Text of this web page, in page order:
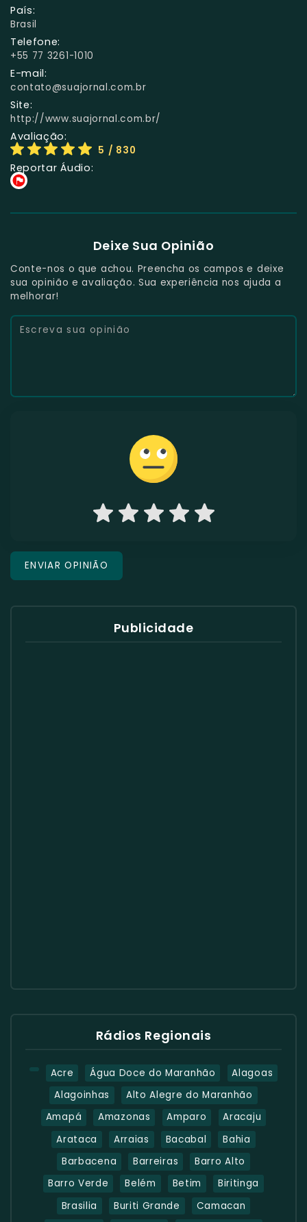
País:
Brasil
Telefone:
+55 77 3261-1010
E-mail:
contato@suajornal.com.br
Site:
http://www.suajornal.com.br/
Avaliação:
5 / 830
Reportar Áudio:
Deixe Sua Opinião
Conte-nos o que achou. Preencha os campos e deixe
sua opinião e avaliação. Sua experiência nos ajuda a
melhorar!
Publicidade
Rádios Regionais
Acre Água Doce do Maranhão
Alagoas
Alagoinhas
Alto Alegre do Maranhão
Amapá
Amazonas Amparo
Aracaju
Arataca
Arraias Bacabal
Bahia
Barbacena
Barreiras
Barro Alto
Barro Verde
Belém Betim
Biritinga
Brasilia
Buriti Grande
Camacan